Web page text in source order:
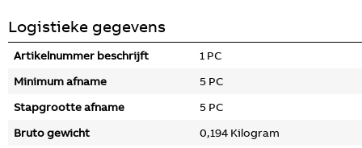
Logistieke gegevens
Artikelnummer beschrijft
1 PC
Minimum afname
5 PC
Stapgrootte afname
5 PC
Bruto gewicht
0,194 Kilogram